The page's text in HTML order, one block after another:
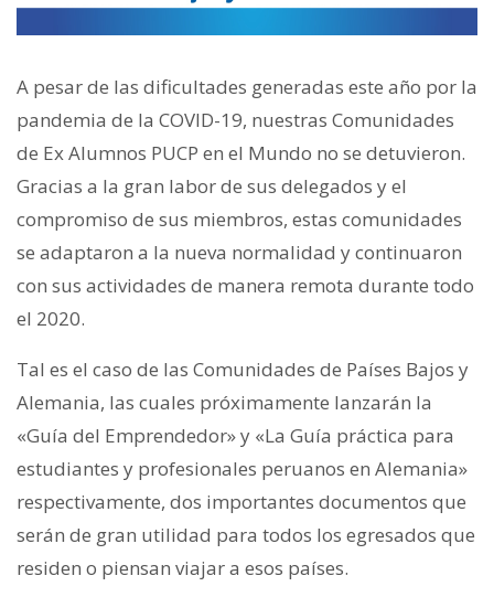
A pesar de las dificultades generadas este año por la
pandemia de la COVID-19, nuestras Comunidades
de Ex Alumnos PUCP en el Mundo no se detuvieron.
Gracias a la gran labor de sus delegados y el
compromiso de sus miembros, estas comunidades
se adaptaron a la nueva normalidad y continuaron
con sus actividades de manera remota durante todo
el 2020.
Tal es el caso de las Comunidades de Países Bajos y
Alemania, las cuales próximamente lanzarán la
«Guía del Emprendedor» y «La Guía práctica para
estudiantes y profesionales peruanos en Alemania»
respectivamente, dos importantes documentos que
serán de gran utilidad para todos los egresados que
residen o piensan viajar a esos países.